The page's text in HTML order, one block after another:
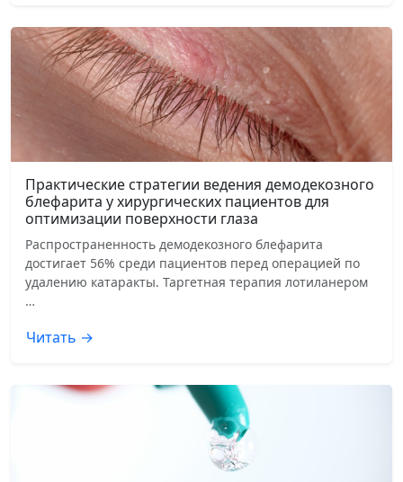
Практические стратегии ведения демодекозного
блефарита у хирургических пациентов для
оптимизации поверхности глаза
Распространенность демодекозного блефарита
достигает 56% среди пациентов перед операцией по
удалению катаракты. Таргетная терапия лотиланером
…
Читать →